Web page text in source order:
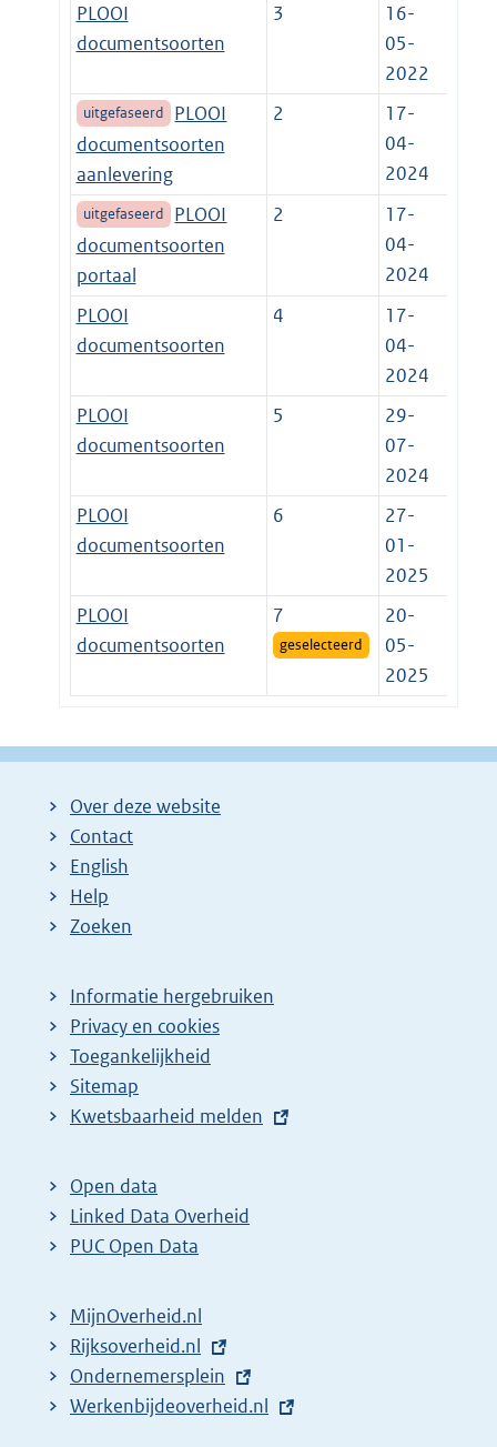
PLOOI
documentsoorten
3
16-
05-
2022
uitgefaseerd
PLOOI
documentsoorten
aanlevering
2
17-
04-
2024
uitgefaseerd
PLOOI
documentsoorten
portaal
2
17-
04-
2024
PLOOI
documentsoorten
4
17-
04-
2024
PLOOI
documentsoorten
5
29-
07-
2024
PLOOI
documentsoorten
6
27-
01-
2025
PLOOI
documentsoorten
7
geselecteerd
20-
05-
2025
Over deze website
Contact
English
Help
Zoeken
Informatie hergebruiken
Privacy en cookies
Toegankelijkheid
Sitemap
E
t
e
r
l
i
n
k
Kwetsbaarheid melden
Open data
Linked Data Overheid
PUC Open Data
MijnOverheid.nl
E
x
t
Rijksoverheid.nl
E
x
Ondernemersplein
E
Werkenbijdeoverheid.nl